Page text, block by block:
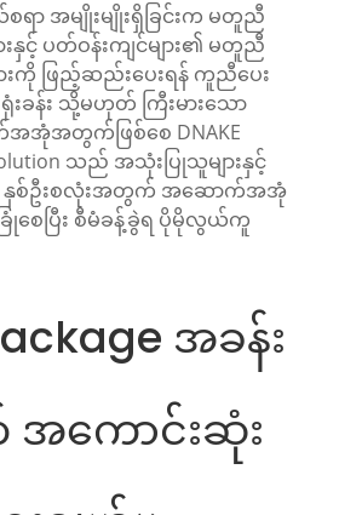
စရာ အမျိုးမျိုးရှိခြင်းက မတူညီ
နှင့် ပတ်ဝန်းကျင်များ၏ မတူညီ
းကို ဖြည့်ဆည်းပေးရန် ကူညီပေး
းခန်း သို့မဟုတ် ကြီးမားသော
အအုံအတွက်ဖြစ်စေ DNAKE
သည် အသုံးပြုသူများနှင့်
ျာ နှစ်ဦးစလုံးအတွက် အဆောက်အအုံ
စေပြီး စီမံခန့်ခွဲရ ပိုမိုလွယ်ကူ
အခန်း
ကောင်းဆုံး